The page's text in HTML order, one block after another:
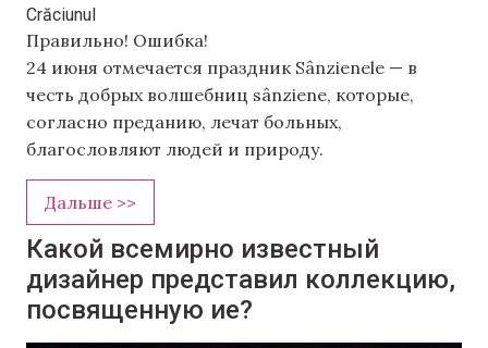
Crăciunul
Правильно! Ошибка!
24 июня отмечается праздник Sânzienele — в
честь добрых волшебниц sânziene, которые,
согласно преданию, лечат больных,
благословляют людей и природу.
Дальше >>
Какой всемирно известный
дизайнер представил коллекцию,
посвященную ие?